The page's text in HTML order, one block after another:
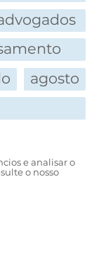
agosto
e analisar o
o nosso